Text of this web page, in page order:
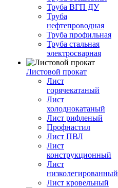
Труба ВГП ДУ
Труба
нефтепроводная
Труба профильная
Труба стальная
электросварная
Листовой прокат
Лист
горячекатаный
Лист
холоднокатаный
Лист рифленый
Профнастил
Лист ПВЛ
Лист
конструкционный
Лист
низколегированный
Лист кровельный